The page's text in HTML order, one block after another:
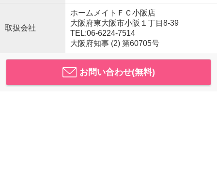
取扱会社
ホームメイトＦＣ小阪店
大阪府東大阪市小阪１丁目8-39
TEL:06-6224-7514
大阪府知事 (2) 第60705号
お問い合わせ(無料)